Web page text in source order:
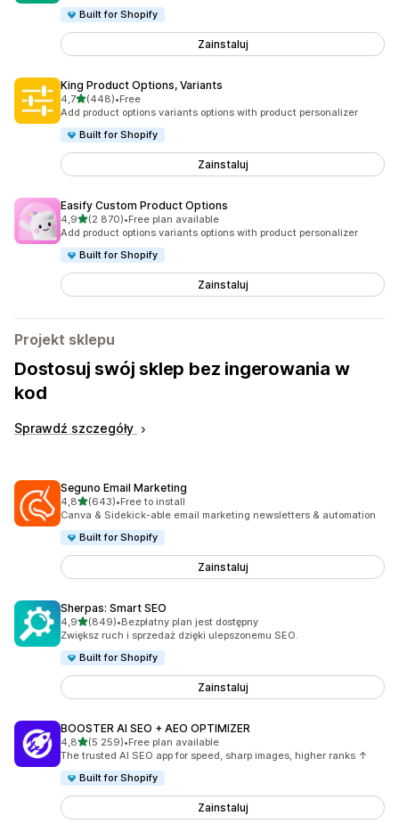
Built for Shopify
Zainstaluj
King Product Options, Variants
4,7na 5 gwiazdek
(448)
Łączna liczba recenzji: 448
•Free
Add product options variants options with product personalizer
Built for Shopify
Zainstaluj
Easify Custom Product Options
4,9na 5 gwiazdek
(2 870)
Łączna liczba recenzji: 2870
•Free plan available
Add product options variants options with product personalizer
Built for Shopify
Zainstaluj
Projekt sklepu
Dostosuj swój sklep bez ingerowania w
kod
Sprawdź szczegóły
Seguno Email Marketing
4,8na 5 gwiazdek
(643)
Łączna liczba recenzji: 643
•Free to install
Canva & Sidekick-able email marketing newsletters & automation
Built for Shopify
Zainstaluj
Sherpas: Smart SEO
4,9na 5 gwiazdek
(849)
Łączna liczba recenzji: 849
•Bezpłatny plan jest dostępny
Zwiększ ruch i sprzedaż dzięki ulepszonemu SEO.
Built for Shopify
Zainstaluj
BOOSTER AI SEO + AEO OPTIMIZER
4,8na 5 gwiazdek
(5 259)
Łączna liczba recenzji: 5259
•Free plan available
The trusted AI SEO app for speed, sharp images, higher ranks ↑
Built for Shopify
Zainstaluj